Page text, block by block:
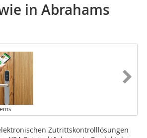
in Abrahams
Zutrittskontrolllösungen